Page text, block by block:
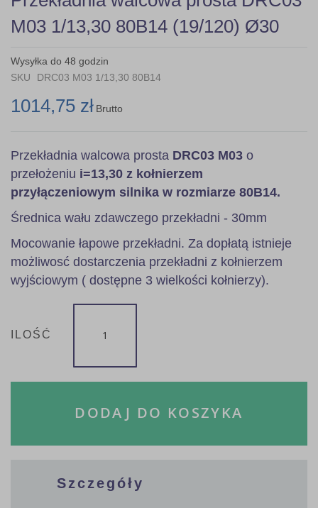
to
the
beginning
the
images
M03 1/13,30 80B14 (19/120) Ø30
Wysyłka do 48 godzin
SKU
DRC03 M03 1/13,30 80B14
1014,75 zł Brutto
Przekładnia walcowa prosta DRC03 M03 o
przełożeniu i=13,30 z kołnierzem
przyłączeniowym silnika w rozmiarze 80B14.
Średnica wału zdawczego przekładni - 30mm
Mocowanie łapowe przekładni. Za dopłatą istnieje
możliwosć dostarczenia przekładni z kołnierzem
wyjściowym ( dostępne 3 wielkości kołnierzy).
ILOŚĆ
DODAJ DO KOSZYKA
Szczegóły